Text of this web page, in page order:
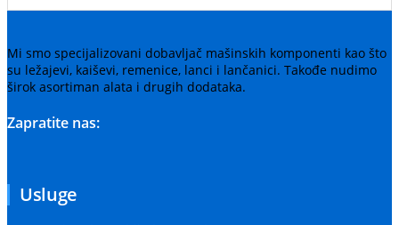
Mi smo specijalizovani dobavljač mašinskih komponenti kao što
su ležajevi, kaiševi, remenice, lanci i lančanici. Takođe nudimo
širok asortiman alata i drugih dodataka.
Zapratite nas:
Usluge